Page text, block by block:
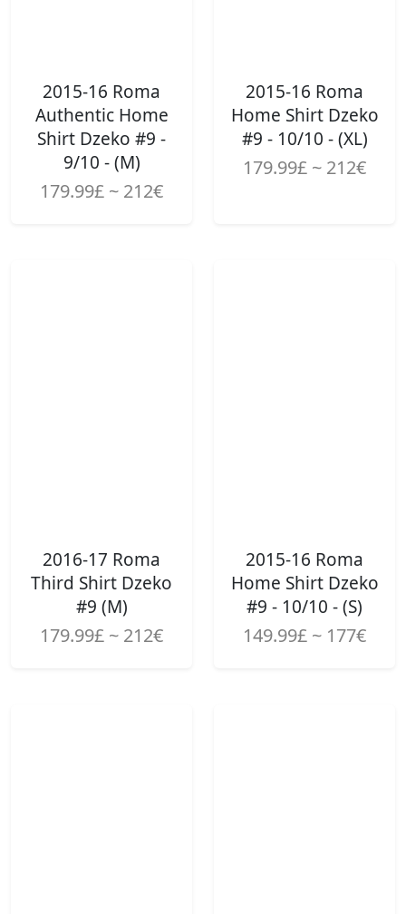
2015-16 Roma
Authentic Home
Shirt Dzeko #9 -
9/10 - (M)
179.99£ ~ 212€
2015-16 Roma
Home Shirt Dzeko
#9 - 10/10 - (XL)
179.99£ ~ 212€
2016-17 Roma
Third Shirt Dzeko
#9 (M)
179.99£ ~ 212€
2015-16 Roma
Home Shirt Dzeko
#9 - 10/10 - (S)
149.99£ ~ 177€